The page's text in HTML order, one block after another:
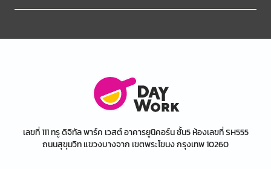
เลขที่ 111 ทรู ดิจิทัล พาร์ค เวสต์ อาคารยูนิคอร์น ชั้น5 ห้องเลขที่ SH555
ถนนสุขุมวิท แขวงบางจาก เขตพระโขนง กรุงเทพ 10260